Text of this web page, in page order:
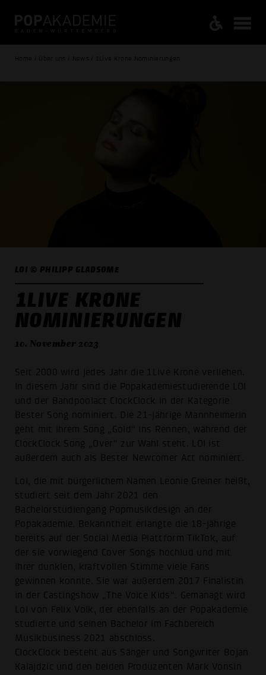
Home / Über uns / News / 1Live Krone Nominierungen
LOI © PHILIPP GLADSOME
1LIVE KRONE
NOMINIERUNGEN
10. November 2023
Seit 2000 wird jedes Jahr die 1Live Krone verliehen.
In diesem Jahr sind die Popakademiestudierende LOI
und der Bandpoolact ClockClock in der Kategorie
Bester Song nominiert. Die 21-jährige Mannheimerin
geht mit ihrem Song „Gold“ ins Rennen, während der
ClockClock Song „Over“ zur Wahl steht. LOI ist
außerdem auch als Bester Newcomer Act nominiert.
Loi, die mit bürgerlichem Namen Leonie Greiner heißt,
studiert seit dem Jahr 2021 den
Bachelorstudiengang Popmusikdesign an der
Popakademie. Bekanntheit erlangte die 18-jährige
bereits auf der Social Media Plattform TikTok, auf
der sie vorwiegend Cover Songs hochlud und mit
ihrer dunklen, kraftvollen Stimme viele Fans
gewinnen konnte. Sie war außerdem 2017 Finalistin
in der Castingshow „The Voice Kids“. Gemanagt wird
Loi von Felix Volk, der ebenfalls an der Popakademie
studierte und seinen Bachelor im Fachbereich
Musikbusiness 2021 abschloss.
ClockClock besteht aus Sänger und Songwriter Bojan
Kalajdzic und den beiden Produzenten Mark Vonsin